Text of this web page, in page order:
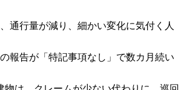
通行量が減り、細かい変化に気付く人
報告が「特記事項なし」で数カ月続い